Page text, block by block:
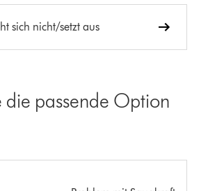
sich nicht/setzt aus
die passende Option